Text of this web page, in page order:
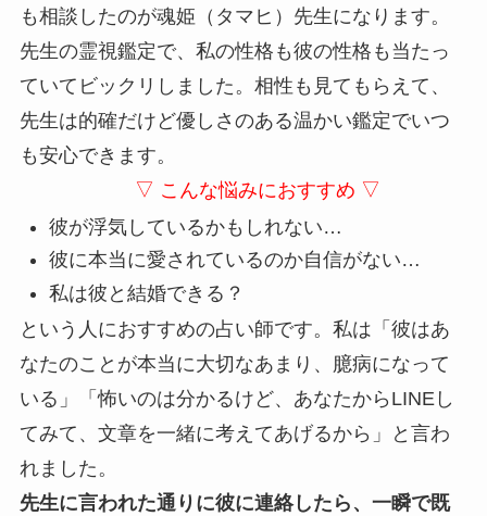
も相談したのが魂姫（タマヒ）先生になります。
先生の霊視鑑定で、私の性格も彼の性格も当たっ
ていてビックリしました。相性も見てもらえて、
先生は的確だけど優しさのある温かい鑑定でいつ
も安心できます。
▽ こんな悩みにおすすめ ▽
彼が浮気しているかもしれない…
彼に本当に愛されているのか自信がない…
私は彼と結婚できる？
という人におすすめの占い師です。私は「彼はあ
なたのことが本当に大切なあまり、臆病になって
いる」「怖いのは分かるけど、あなたからLINEし
てみて、文章を一緒に考えてあげるから」と言わ
れました。
先生に言われた通りに彼に連絡したら、一瞬で既